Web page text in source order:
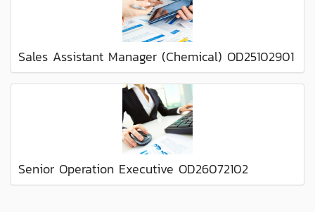
Sales Assistant Manager (Chemical) OD25102901
Senior Operation Executive OD26072102